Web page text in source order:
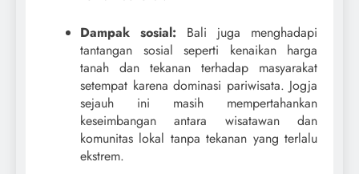
Dampak sosial: Bali juga menghadapi
tantangan sosial seperti kenaikan harga
tanah dan tekanan terhadap masyarakat
setempat karena dominasi pariwisata. Jogja
sejauh ini masih mempertahankan
keseimbangan antara wisatawan dan
komunitas lokal tanpa tekanan yang terlalu
ekstrem.